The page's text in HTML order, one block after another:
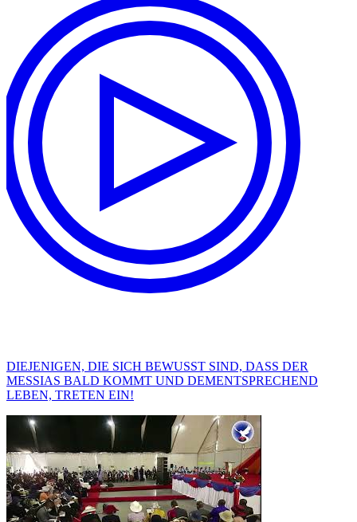
DIEJENIGEN, DIE SICH BEWUSST SIND, DASS DER
MESSIAS BALD KOMMT UND DEMENTSPRECHEND
LEBEN, TRETEN EIN!